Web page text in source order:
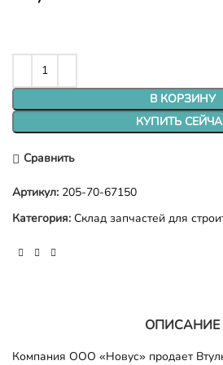
В КОРЗИНУ
КУПИТЬ
Сравнить
Артикул: 205-70-67150
Категория: Склад запчастей для
ОПИСАНИЕ
Компания ООО «Новус» продает